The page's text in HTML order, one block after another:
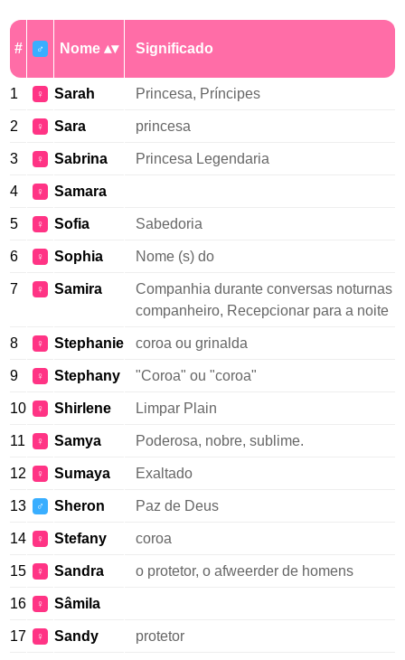
# ♂ Nome Significado
1 ♀ Sarah Princesa, Príncipes
2 ♀ Sara princesa
3 ♀ Sabrina Princesa Legendaria
4 ♀ Samara
5 ♀ Sofia Sabedoria
6 ♀ Sophia Nome (s) do
7 ♀ Samira
Companhia durante conversas noturnas
companheiro, Recepcionar para a noite
8 ♀ Stephanie coroa ou grinalda
9 ♀ Stephany "Coroa" ou "coroa"
10 ♀ Shirlene Limpar Plain
11 ♀ Samya Poderosa, nobre, sublime.
12 ♀ Sumaya Exaltado
13 ♂ Sheron Paz de Deus
14 ♀ Stefany coroa
15 ♀ Sandra o protetor, o afweerder de homens
16 ♀ Sâmila
17 ♀ Sandy protetor